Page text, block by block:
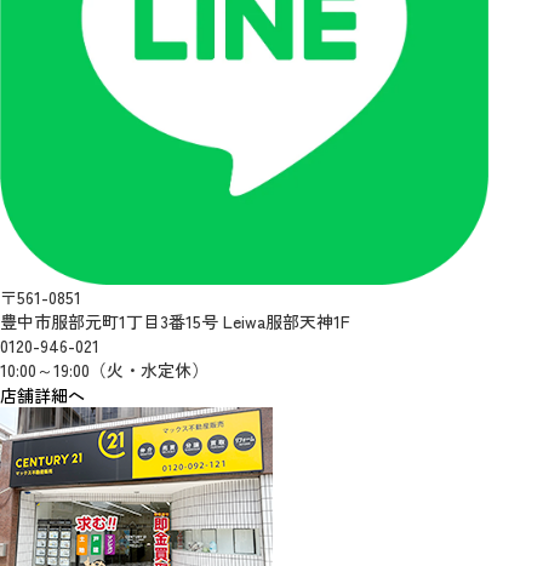
〒561-0851
豊中市服部元町1丁目3番15号 Leiwa服部天神1F
0120-946-021
10:00～19:00（火・水定休）
店舗詳細へ